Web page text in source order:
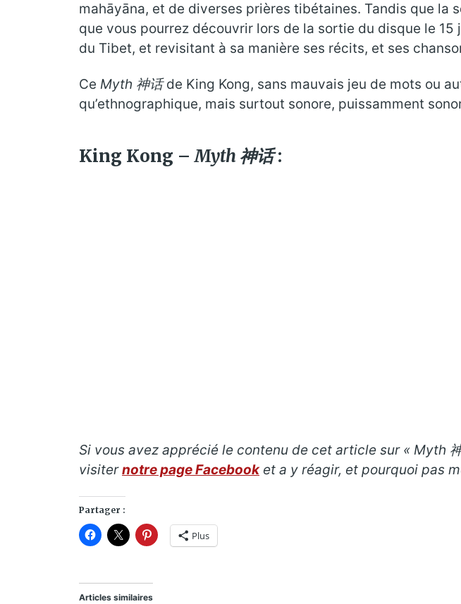
mahāyāna, et de diverses prières tibétaines. Tandis que la
que vous pourrez découvrir lors de la sortie du disque le
du Tibet, et revisitant à sa manière ses récits, et ses
Ce Myth 神话de King Kong, sans mauvais jeu de mots ou
qu’ethnographique, mais surtout sonore, puissamment
King Kong –Myth 神话:
Si vous avez apprécié le contenu de cet article sur « Myth
visiternotre page Facebooket a y réagir, et pourquoi pas
Partager :
Plus
Articles similaires